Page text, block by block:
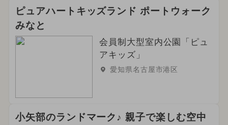
ピュアハートキッズランド ポートウォーク
みなと
会員制大型室内公園「ピュ
アキッズ」
愛知県名古屋市港区
小矢部のランドマーク♪ 親子で楽しむ空中